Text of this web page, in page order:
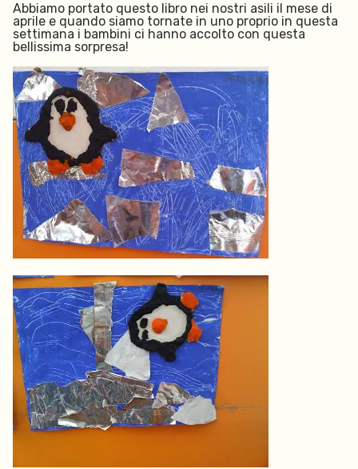
Abbiamo portato questo libro nei nostri asili il mese di
aprile e quando siamo tornate in uno proprio in questa
settimana i bambini ci hanno accolto con questa
bellissima sorpresa!